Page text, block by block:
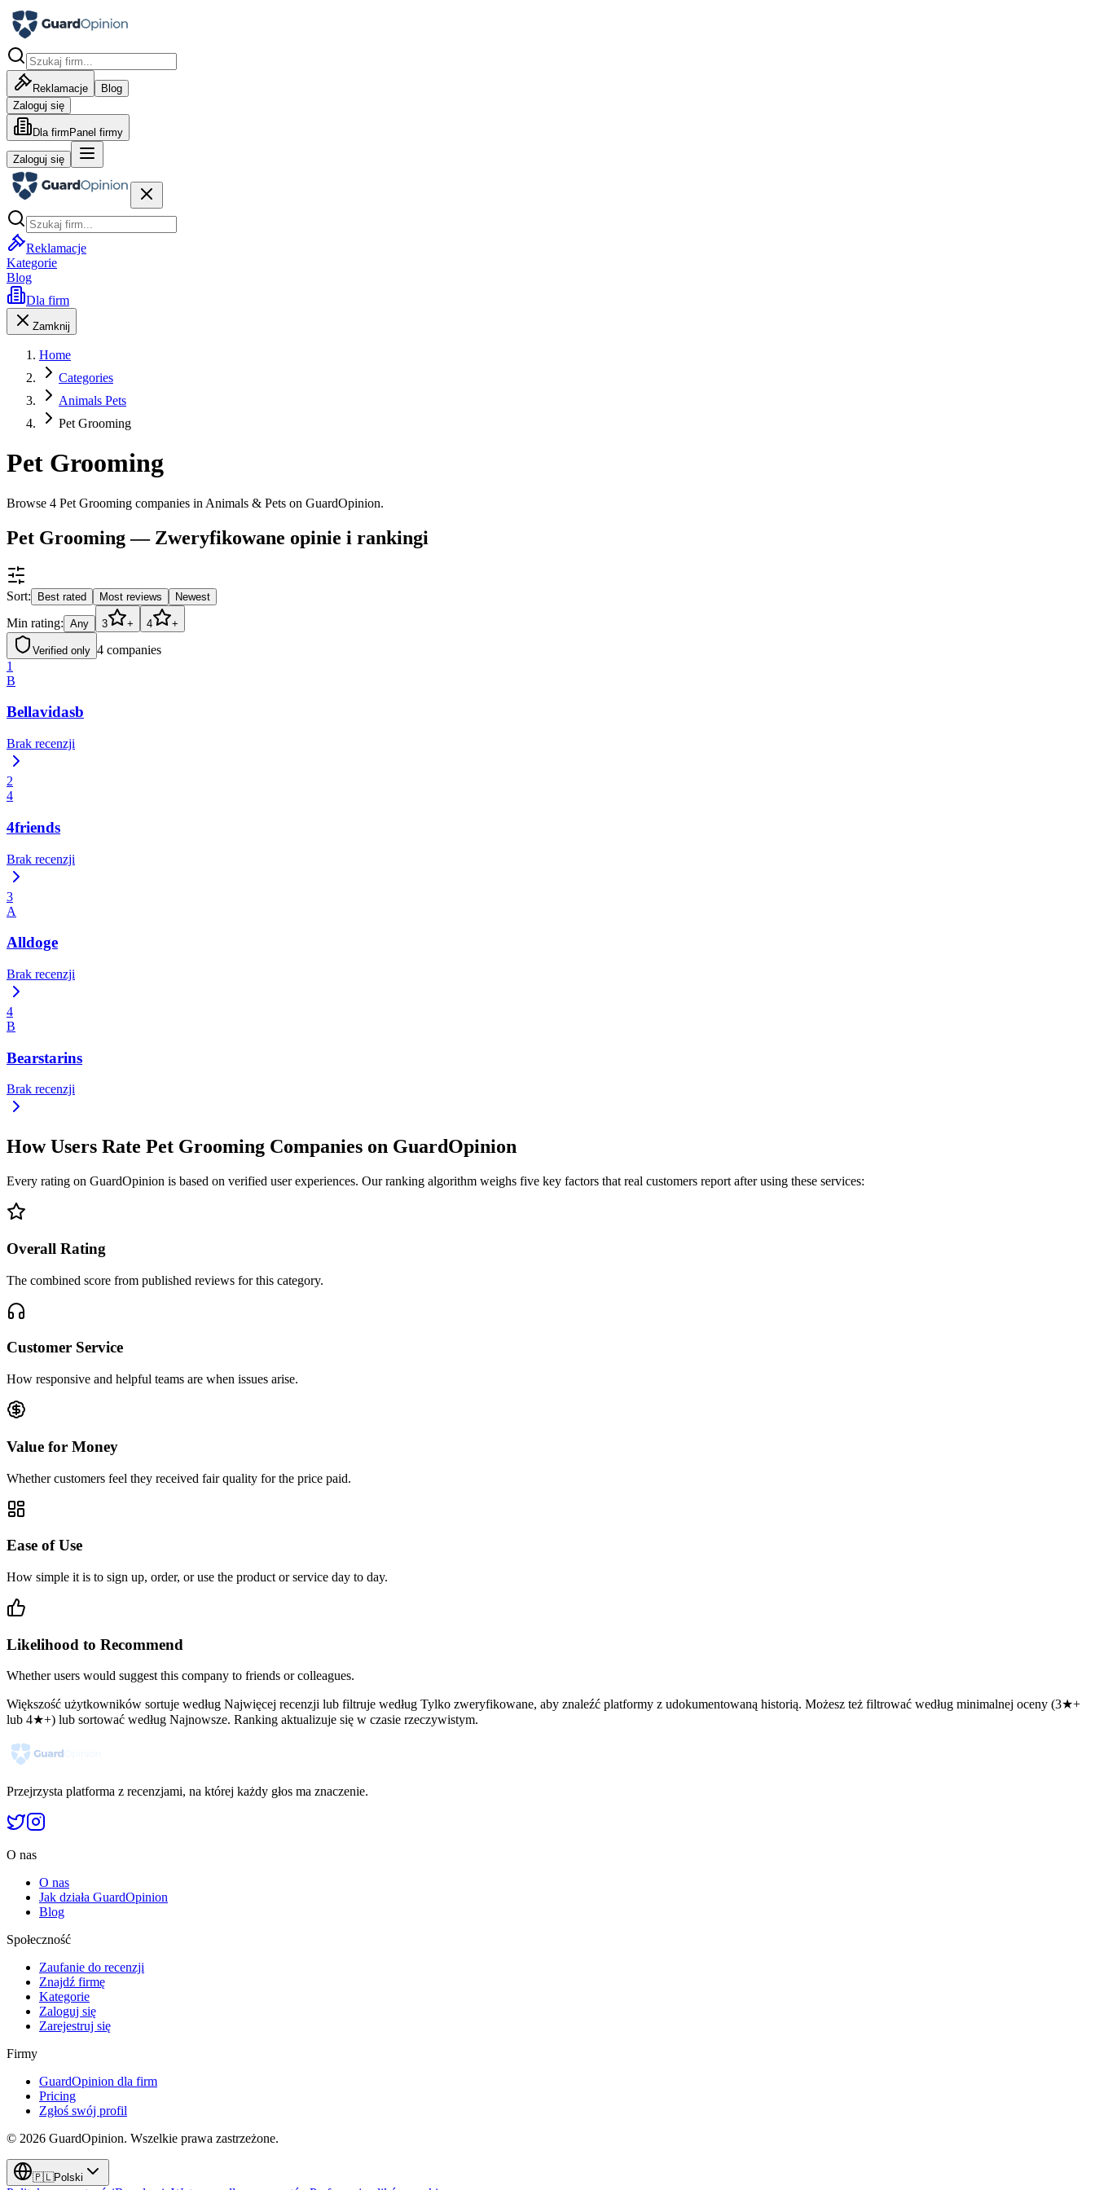
Reklamacje
Blog
Zaloguj się
Dla firm Panel firmy
Zaloguj się
Reklamacje
Kategorie
Blog
Dla firm
Zamknij
Home
Categories
Animals Pets
Pet Grooming
Pet Grooming
Browse 4 Pet Grooming companies in Animals & Pets on GuardOpinion.
Pet Grooming — Zweryfikowane opinie i rankingi
Sort: Best rated Most reviews Newest
Min rating: Any 3 + 4 +
Verified only 4 companies
1
B
Bellavidasb
Brak recenzji
2
4
4friends
Brak recenzji
3
A
Alldoge
Brak recenzji
4
B
Bearstarins
Brak recenzji
How Users Rate Pet Grooming Companies on GuardOpinion
Every rating on GuardOpinion is based on verified user experiences. Our ranking algorithm weighs five key factors that real customers report after using these services:
Overall Rating
The combined score from published reviews for this category.
Customer Service
How responsive and helpful teams are when issues arise.
Value for Money
Whether customers feel they received fair quality for the price paid.
Ease of Use
How simple it is to sign up, order, or use the product or service day to day.
Likelihood to Recommend
Whether users would suggest this company to friends or colleagues.
Większość użytkowników sortuje według Najwięcej recenzji lub filtruje według Tylko zweryfikowane, aby znaleźć platformy z udokumentowaną historią. Możesz też filtrować według minimalnej oceny (3★+
lub 4★+) lub sortować według Najnowsze. Ranking aktualizuje się w czasie rzeczywistym.
Przejrzysta platforma z recenzjami, na której każdy głos ma znaczenie.
O nas
O nas
Jak działa GuardOpinion
Blog
Społeczność
Zaufanie do recenzji
Znajdź firmę
Kategorie
Zaloguj się
Zarejestruj się
Firmy
GuardOpinion dla firm
Pricing
Zgłoś swój profil
© 2026 GuardOpinion. Wszelkie prawa zastrzeżone.
🇵🇱Polski